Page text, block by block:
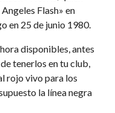
Flash» en
en 25 de junio 1980.
disponibles, antes
tenerlos en tu club,
rojo vivo para los
la línea negra